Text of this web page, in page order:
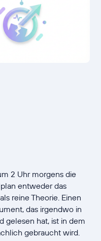
2 Uhr morgens die
entweder das
reine Theorie. Einen
das irgendwo in
gelesen hat, ist in dem
gebraucht wird.